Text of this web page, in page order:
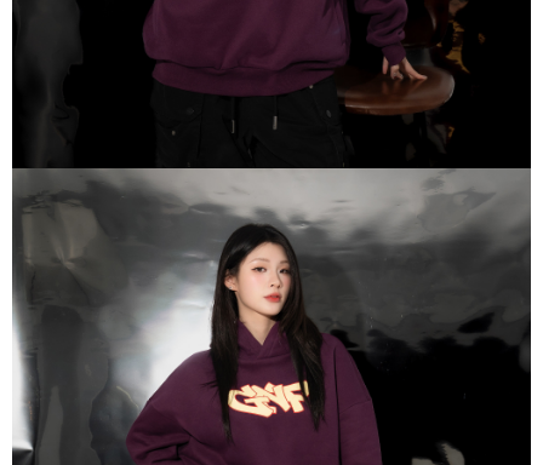
請求用戶進行身份認證。
５．嚴禁一人註冊多個帳號或使用他人資訊註冊。若發現惡意使用之情形，
恩沛科技股份有限公司將有權停止該用戶之使用額度並採取法律行動。